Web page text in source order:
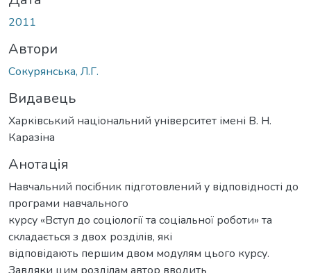
2011
Автори
Сокурянська, Л.Г.
Видавець
Харківський національний університет імені В. Н.
Каразіна
Анотація
Навчальний посібник підготовлений у відповідності до
програми навчального
курсу «Вступ до соціології та соціальної роботи» та
складається з двох розділів, які
відповідають першим двом модулям цього курсу.